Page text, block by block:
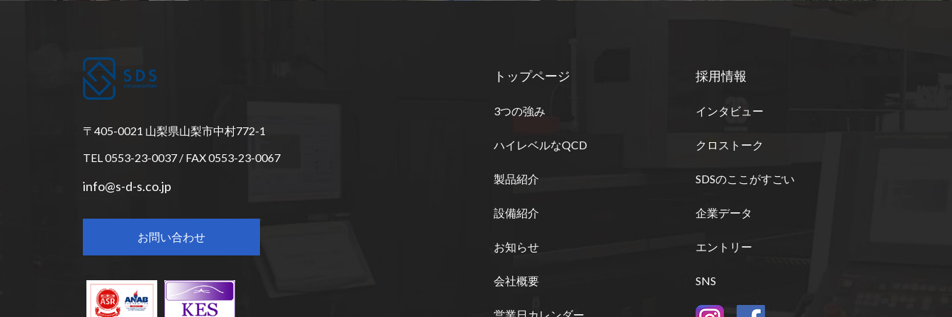
〒405-0021 山梨県山梨市中村772-1
TEL 0553-23-0037 / FAX 0553-23-0067
info@s-d-s.co.jp
お問い合わせ
トップページ
3つの強み
ハイレベルなQCD
製品紹介
設備紹介
お知らせ
会社概要
営業日カレンダー
採用情報
インタビュー
クロストーク
SDSのここがすごい
企業データ
エントリー
SNS